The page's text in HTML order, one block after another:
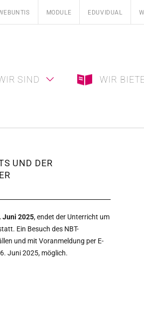
MODULE EDUVIDUAL
SIND WIR
UND DER
Juni 2025, endet der Unterricht um
Ein Besuch des NBT-
und mit Voranmeldung per E-
Juni 2025, möglich.